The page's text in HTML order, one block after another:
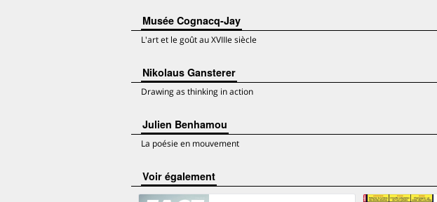
Musée Cognacq-Jay
L'art et le goût au XVIIIe siècle
Nikolaus Gansterer
Drawing as thinking in action
Julien Benhamou
La poésie en mouvement
voir également